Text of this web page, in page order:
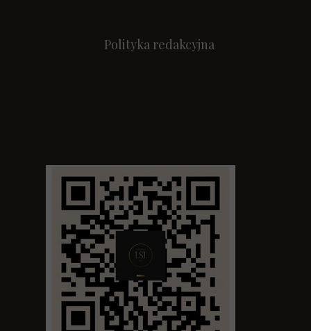
Polityka redakcyjna